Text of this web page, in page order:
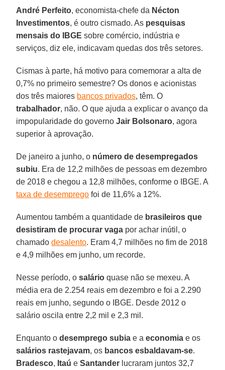
André Perfeito, economista-chefe da Nécton
Investimentos, é outro cismado. As pesquisas
mensais do IBGE sobre comércio, indústria e
serviços, diz ele, indicavam quedas dos três setores.
Cismas à parte, há motivo para comemorar a alta de
0,7% no primeiro semestre? Os donos e acionistas
dos três maiores bancos privados, têm. O
trabalhador, não. O que ajuda a explicar o avanço da
impopularidade do governoJair Bolsonaro, agora
superior à aprovação.
De janeiro a junho, o número de desempregados
subiu. Era de 12,2 milhões de pessoas em dezembro
de 2018 e chegou a 12,8 milhões, conforme o IBGE. A
taxa de desemprego foi de 11,6% a 12%.
Aumentou também a quantidade de brasileiros que
desistiram de procurar vaga por achar inútil, o
chamadodesalento. Eram 4,7 milhões no fim de 2018
e 4,9 milhões em junho, um recorde.
Nesse período, osalário quase não se mexeu. A
média era de 2.254 reais em dezembro e foi a 2.290
reais em junho, segundo o IBGE. Desde 2012 o
salário oscila entre 2,2 mil e 2,3 mil.
Enquanto odesemprego subia e aeconomia e os
salários rastejavam, os bancos esbaldavam-se.
Bradesco, Itaú eSantander lucraram juntos 32,7